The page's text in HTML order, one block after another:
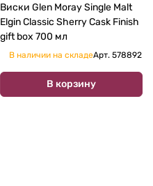
Виски Glen Moray Single Malt
Elgin Classic Sherry Cask Finish
gift box 700 мл
В наличии на складеАрт. 578892
В корзину